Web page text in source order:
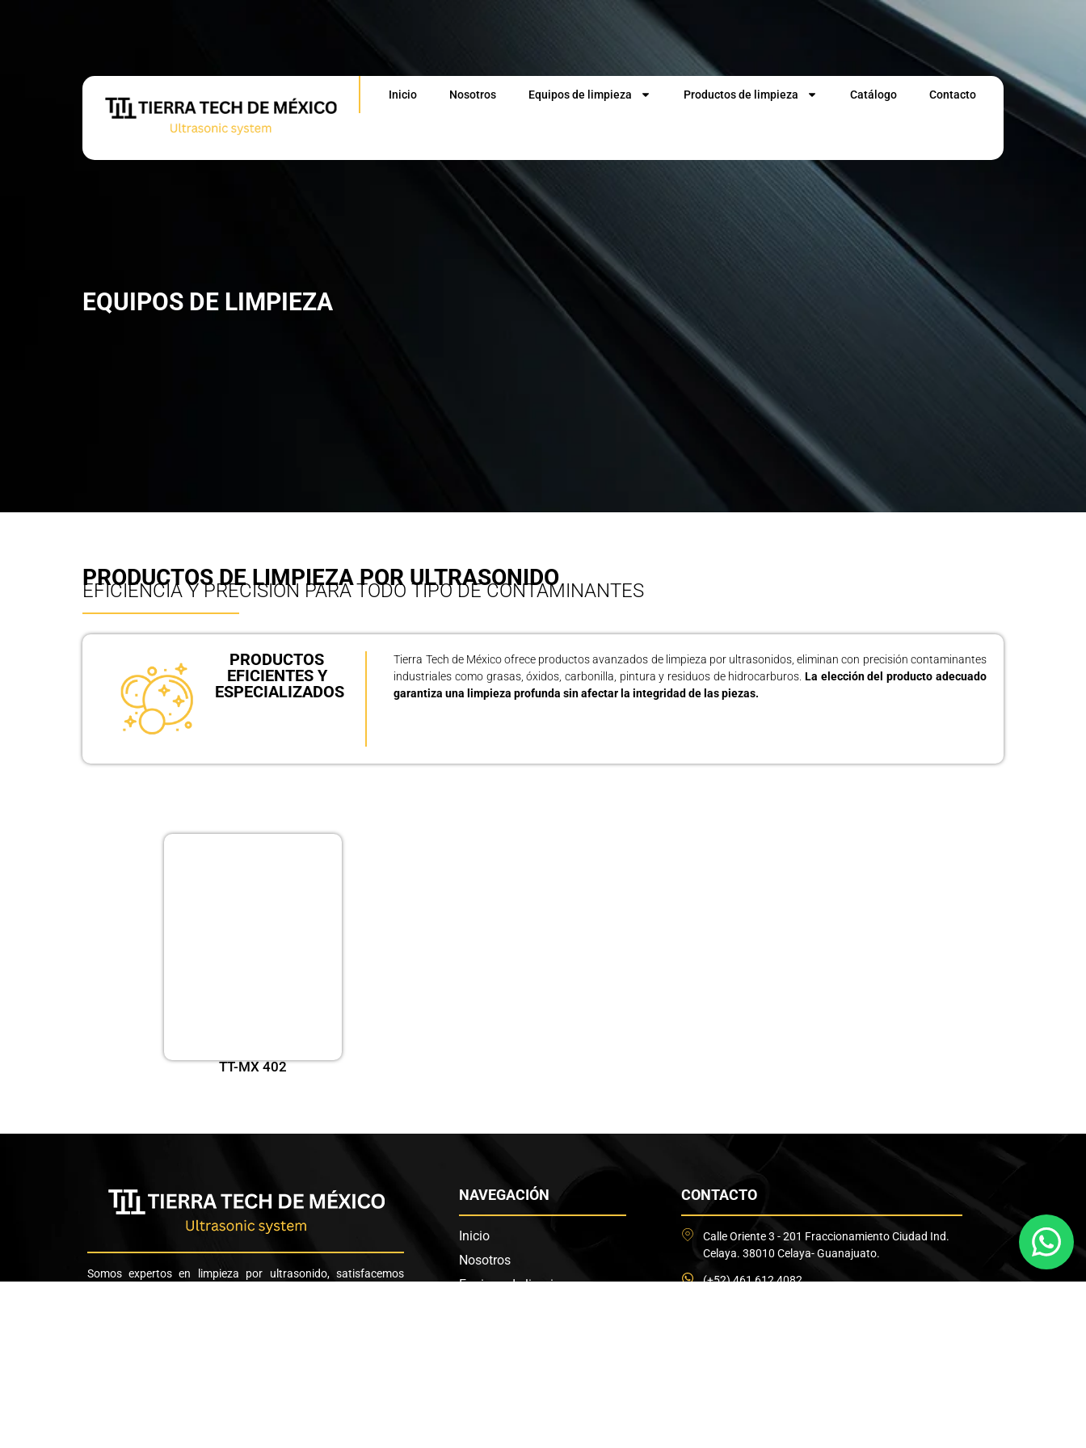
Inicio Nosotros Equipos de limpieza Productos de limpieza Catálogo Contacto
EQUIPOS DE LIMPIEZA
PRODUCTOS DE LIMPIEZA POR ULTRASONIDO
EFICIENCIA Y PRECISIÓN PARA TODO TIPO DE CONTAMINANTES
PRODUCTOS
EFICIENTES Y
ESPECIALIZADOS
Tierra Tech de Méxicoofrece productos avanzados de limpieza por ultrasonidos, eliminan con precisión contaminantes
industriales como grasas, óxidos, carbonilla, pintura y residuos de hidrocarburos.La elección del producto adecuado
garantiza una limpieza profunda sin afectar la integridad de las piezas.
TT-MX 402
Somos expertos en limpieza por ultrasonido, satisfacemos
NAVEGACIÓN
Inicio
Nosotros
Equipos de limpieza
CONTACTO
Calle Oriente 3 - 201 Fraccionamiento Ciudad Ind.
Celaya. 38010 Celaya- Guanajuato.
(+52) 461 612 4082